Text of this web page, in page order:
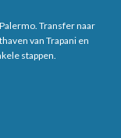
Transfer naar
van Trapani en
stappen.